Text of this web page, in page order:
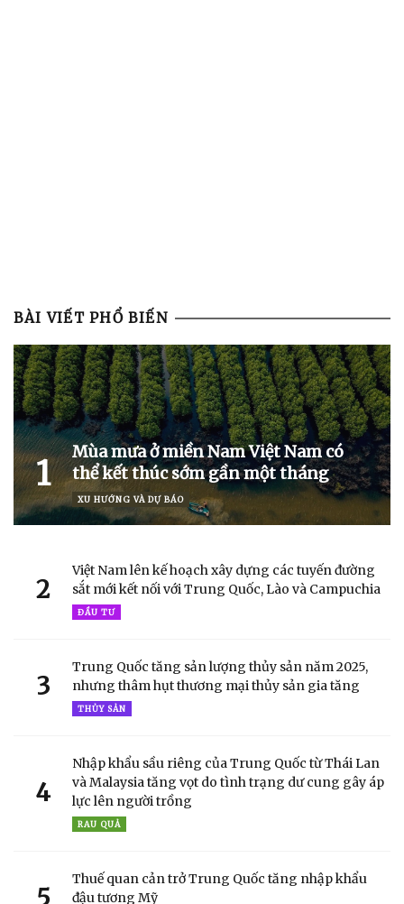
BÀI VIẾT PHỔ BIẾN
1
Mùa mưa ở miền Nam Việt Nam có
thể kết thúc sớm gần một tháng
XU HƯỚNG VÀ DỰ BÁO
2
Việt Nam lên kế hoạch xây dựng các tuyến đường
sắt mới kết nối với Trung Quốc, Lào và Campuchia
ĐẦU TƯ
3
Trung Quốc tăng sản lượng thủy sản năm 2025,
nhưng thâm hụt thương mại thủy sản gia tăng
THỦY SẢN
4
Nhập khẩu sầu riêng của Trung Quốc từ Thái Lan
và Malaysia tăng vọt do tình trạng dư cung gây áp
lực lên người trồng
RAU QUẢ
5
Thuế quan cản trở Trung Quốc tăng nhập khẩu
đậu tương Mỹ